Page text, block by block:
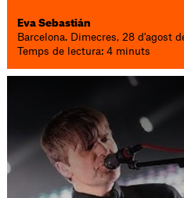
Eva Sebastián
Barcelona. Dimecres, 28 d'agost
Temps de lectura: 4 minuts